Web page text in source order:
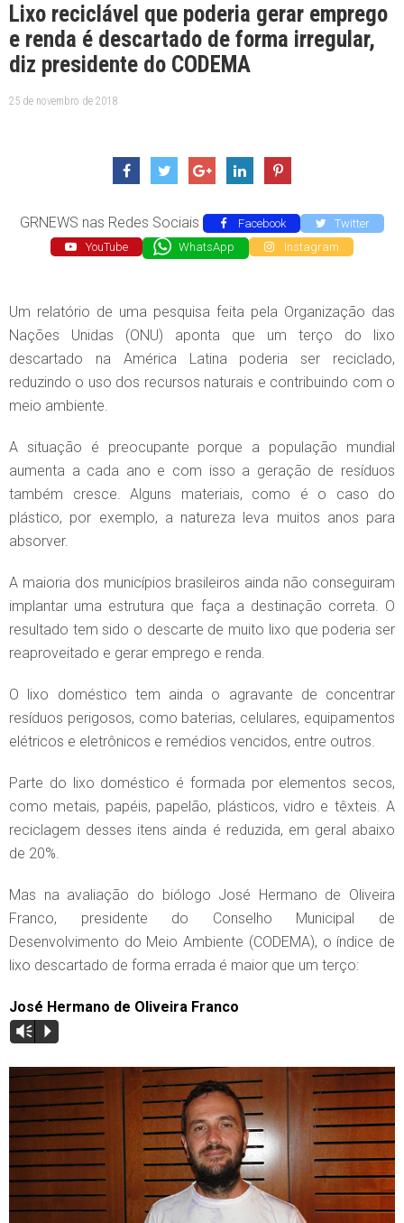
Lixo reciclável que poderia gerar emprego
e renda é descartado de forma irregular,
diz presidente do CODEMA
25 de novembro de 2018
GRNEWS nas Redes Sociais Facebook
Twitter
YouTube
WhatsApp Instagram
Um relatório de uma pesquisa feita pela Organização das
Nações Unidas (ONU) aponta que um terço do lixo
descartado na América Latina poderia ser reciclado,
reduzindo o uso dos recursos naturais e contribuindo com o
meio ambiente.
A situação é preocupante porque a população mundial
aumenta a cada ano e com isso a geração de resíduos
também cresce. Alguns materiais, como é o caso do
plástico, por exemplo, a natureza leva muitos anos para
absorver.
A maioria dos municípios brasileiros ainda não conseguiram
implantar uma estrutura que faça a destinação correta. O
resultado tem sido o descarte de muito lixo que poderia ser
reaproveitado e gerar emprego e renda.
O lixo doméstico tem ainda o agravante de concentrar
resíduos perigosos, como baterias, celulares, equipamentos
elétricos e eletrônicos e remédios vencidos, entre outros.
Parte do lixo doméstico é formada por elementos secos,
como metais, papéis, papelão, plásticos, vidro e têxteis. A
reciclagem desses itens ainda é reduzida, em geral abaixo
de 20%.
Mas na avaliação do biólogo José Hermano de Oliveira
Franco, presidente do Conselho Municipal de
Desenvolvimento do Meio Ambiente (CODEMA), o índice de
lixo descartado de forma errada é maior que um terço:
José Hermano de Oliveira Franco
Vm P